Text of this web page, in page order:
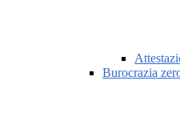
Burocrazia